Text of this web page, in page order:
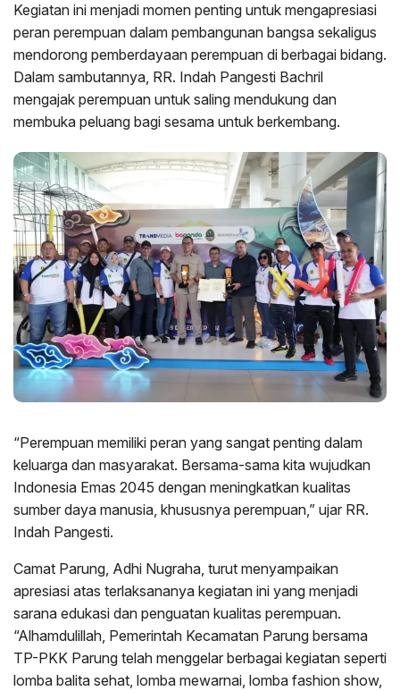
Kegiatan ini menjadi momen penting untuk mengapresiasi
peran perempuan dalam pembangunan bangsa sekaligus
mendorong pemberdayaan perempuan di berbagai bidang.
Dalam sambutannya, RR. Indah Pangesti Bachril
mengajak perempuan untuk saling mendukung dan
membuka peluang bagi sesama untuk berkembang.
“Perempuan memiliki peran yang sangat penting dalam
keluarga dan masyarakat. Bersama-sama kita wujudkan
Indonesia Emas 2045 dengan meningkatkan kualitas
sumber daya manusia, khususnya perempuan,” ujar RR.
Indah Pangesti.
Camat Parung, Adhi Nugraha, turut menyampaikan
apresiasi atas terlaksananya kegiatan ini yang menjadi
sarana edukasi dan penguatan kualitas perempuan.
“Alhamdulillah, Pemerintah Kecamatan Parung bersama
TP-PKK Parung telah menggelar berbagai kegiatan seperti
lomba balita sehat, lomba mewarnai, lomba fashion show,